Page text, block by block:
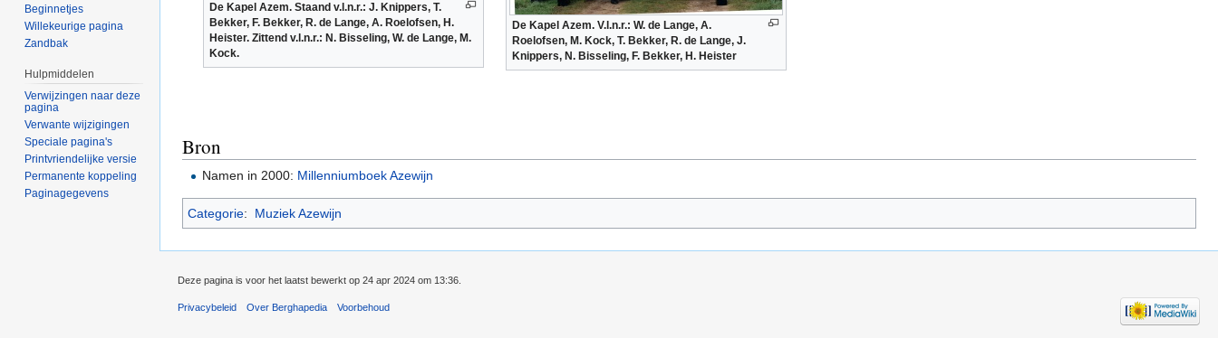
De Kapel Azem. Staand v.l.n.r.: J. Knippers, T.
Bekker, F. Bekker, R. de Lange, A. Roelofsen, H.
Heister. Zittend v.l.n.r.: N. Bisseling, W. de Lange, M.
Kock.
De Kapel Azem. V.l.n.r.: W. de Lange, A.
Roelofsen, M. Kock, T. Bekker, R. de Lange, J.
Knippers, N. Bisseling, F. Bekker, H. Heister
Bron
Namen in 2000: Millenniumboek Azewijn
Categorie: Muziek Azewijn
Beginnetjes
Willekeurige pagina
Zandbak
Hulpmiddelen
Verwijzingen naar deze
pagina
Verwante wijzigingen
Speciale pagina's
Printvriendelijke versie
Permanente koppeling
Paginagegevens
Deze pagina is voor het laatst bewerkt op 24 apr 2024 om 13:36.
Privacybeleid Over Berghapedia Voorbehoud